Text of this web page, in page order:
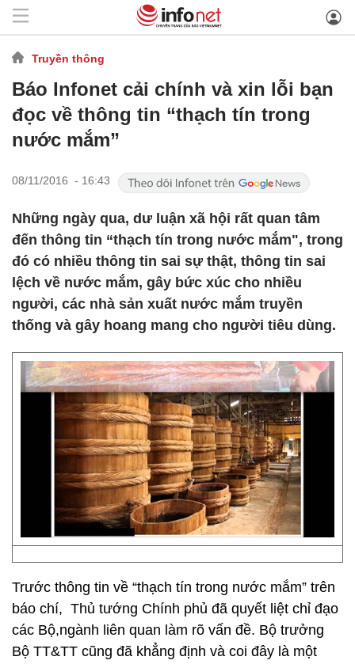
Truyền thông
Báo Infonet cải chính và xin lỗi bạn
đọc về thông tin “thạch tín trong
nước mắm”
08/11/2016 - 16:43
Những ngày qua, dư luận xã hội rất quan tâm
đến thông tin “thạch tín trong nước mắm", trong
đó có nhiều thông tin sai sự thật, thông tin sai
lệch về nước mắm, gây bức xúc cho nhiều
người, các nhà sản xuất nước mắm truyền
thống và gây hoang mang cho người tiêu dùng.
Trước thông tin về “thạch tín trong nước mắm” trên
báo chí, Thủ tướng Chính phủ đã quyết liệt chỉ đạo
các Bộ,ngành liên quan làm rõ vấn đề. Bộ trưởng
Bộ TT&TT cũng đã khẳng định và coi đây là một